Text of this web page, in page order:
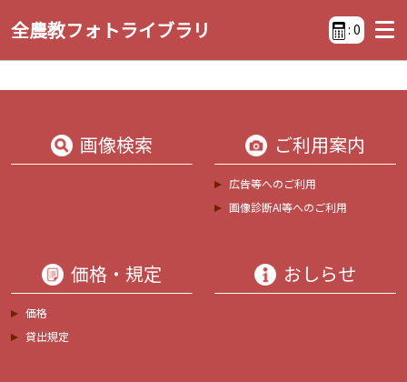
全農教フォトライブラリ : 0
画像検索 ご利用案内
広告等へのご利用
画像診断AI等へのご利用
価格・規定
価格
貸出規定
おしらせ